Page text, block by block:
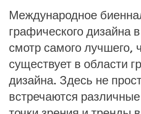
Международное
графического дизайна
смотр самого лучшего,
существует в области
дизайна. Здесь не
встречаются